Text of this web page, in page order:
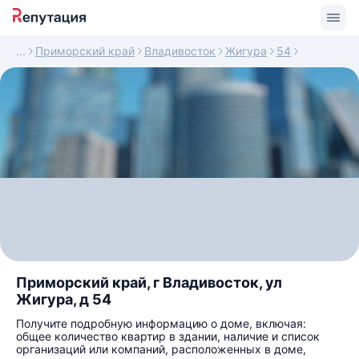
Приморский край Владивосток Жигура 54
Приморский край, г Владивосток, ул
Жигура, д 54
Получите подробную информацию о доме, включая:
общее количество квартир в здании, наличие и список
организаций или компаний, расположенных в доме,